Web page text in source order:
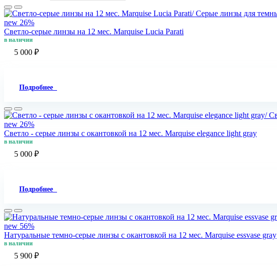
new 26%
Светло-серые линзы на 12 мес. Marquise Lucia Parati
в наличии
5 000 ₽
Подробнее
new 26%
Светло - cерые линзы c окантовкой на 12 мес. Marquise elegance light gray
в наличии
5 000 ₽
Подробнее
new 56%
Натуральные темно-серые линзы c окантовкой на 12 мес. Marquise essvase gray
в наличии
5 900 ₽